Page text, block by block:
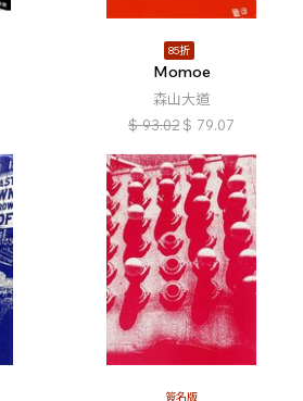
85折
Momoe
森山大道
$ 93.02 $ 79.07
簽名版